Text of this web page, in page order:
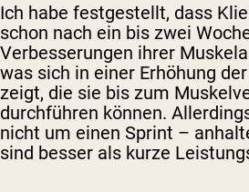
Ich habe festgestellt, dass
schon nach ein bis zwei
Verbesserungen ihrer
was sich in einer Erhöhung
zeigt, die sie bis zum
durchführen können.
nicht um einen Sprint –
sind besser als kurze